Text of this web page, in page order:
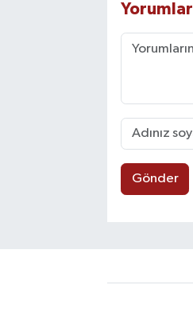
Yorumlar
Gönder